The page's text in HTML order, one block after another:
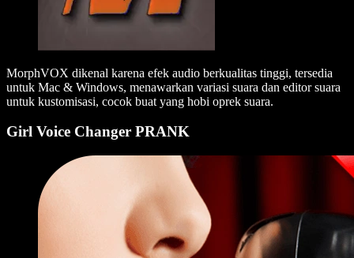
MorphVOX dikenal karena efek audio berkualitas tinggi, tersedia
untuk Mac & Windows, menawarkan variasi suara dan editor suara
untuk kustomisasi, cocok buat yang hobi oprek suara.
Girl Voice Changer PRANK